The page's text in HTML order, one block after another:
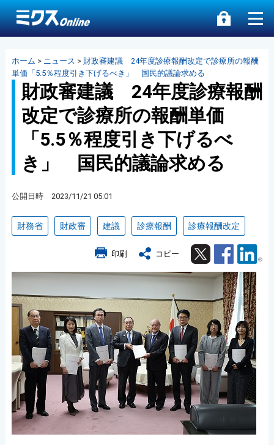
ホーム > ニュース > 財政審建議 24年度診療報酬改定で診療所の報酬
単価「5.5％程度引き下げるべき」 国民的議論求める
財政審建議 24年度診療報酬
改定で診療所の報酬単価
「5.5％程度引き下げるべ
き」 国民的議論求める
公開日時 2023/11/21 05:01
財務省 財政審 建議 診療報酬 診療報酬改定
印刷 コピー Twitter Facebook